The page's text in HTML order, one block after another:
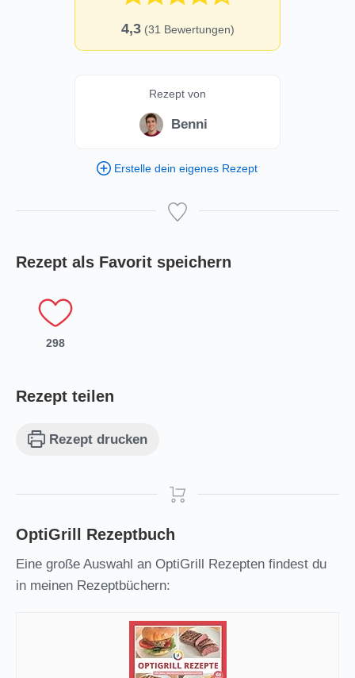
4,3(31 Bewertungen)
Rezept von
Benni
Erstelle dein eigenes Rezept
Rezept als Favorit speichern
298
Rezept teilen
Rezept drucken
OptiGrill Rezeptbuch
Eine große Auswahl an OptiGrill Rezepten findest du
in meinen Rezeptbüchern: